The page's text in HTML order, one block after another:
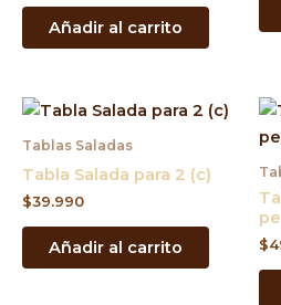
Añadir al carrito
Tablas Saladas
Tabla Salada para 2 (c)
$39.990
Añadir al carrito $